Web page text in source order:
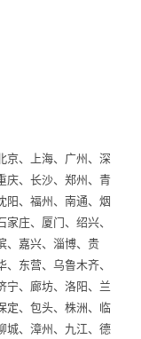
京、上海、广州、深
庆、长沙、郑州、青
阳、福州、南通、烟
庄、厦门、绍兴、
、嘉兴、淄博、贵
东营、乌鲁木齐、
宁、廊坊、洛阳、兰
定、包头、株洲、临
城、漳州、九江、德